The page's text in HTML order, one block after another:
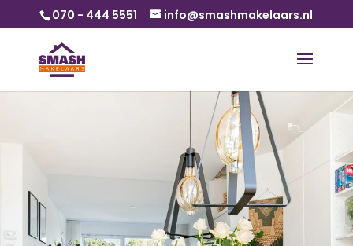
070 - 444 5551 info@smashmakelaars.nl